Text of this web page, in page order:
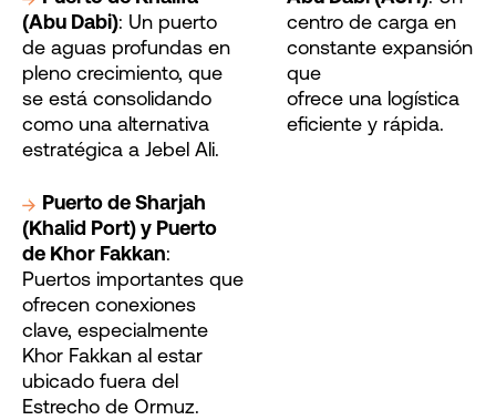
(Abu Dabi): Un puerto
de aguas profundas en
pleno crecimiento, que
se está consolidando
como una alternativa
estratégica a Jebel Ali.
Puerto de Sharjah
(Khalid Port) y Puerto
de Khor Fakkan:
Puertos importantes que
ofrecen conexiones
clave, especialmente
Khor Fakkan al estar
ubicado fuera del
Estrecho de Ormuz.
centro de carga en
constante expansión
que
ofrece una logística
eficiente y rápida.